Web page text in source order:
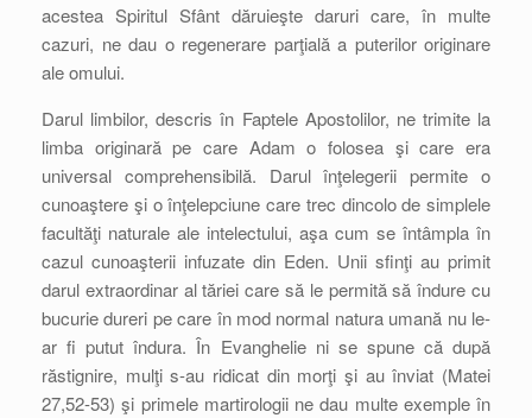
acestea Spiritul Sfânt dăruieşte daruri care, în multe
cazuri, ne dau o regenerare parţială a puterilor originare
ale omului.
Darul limbilor, descris în Faptele Apostolilor, ne trimite la
limba originară pe care Adam o folosea şi care era
universal comprehensibilă. Darul înţelegerii permite o
cunoaştere şi o înţelepciune care trec dincolo de simplele
facultăţi naturale ale intelectului, aşa cum se întâmpla în
cazul cunoaşterii infuzate din Eden. Unii sfinţi au primit
darul extraordinar al tăriei care să le permită să îndure cu
bucurie dureri pe care în mod normal natura umană nu le-
ar fi putut îndura. În Evanghelie ni se spune că după
răstignire, mulţi s-au ridicat din morţi şi au înviat (Matei
27,52-53) şi primele martirologii ne dau multe exemple în